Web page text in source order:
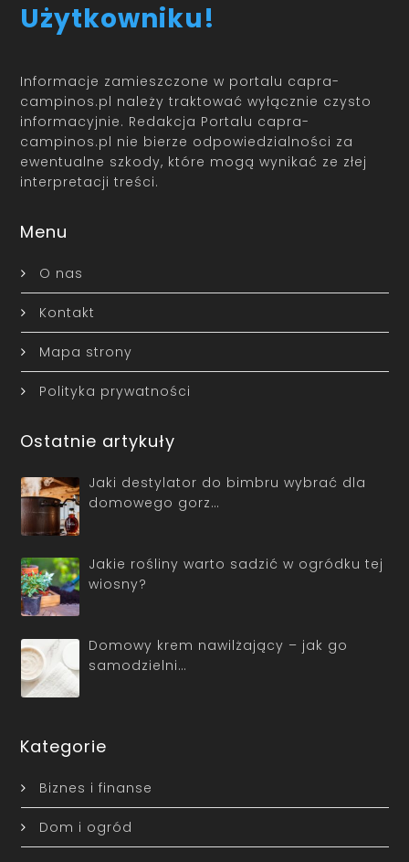
Użytkowniku!
Informacje zamieszczone w portalu capra-
campinos.pl należy traktować wyłącznie czysto
informacyjnie. Redakcja Portalu capra-
campinos.pl nie bierze odpowiedzialności za
ewentualne szkody, które mogą wynikać ze złej
interpretacji treści.
Menu
O nas
Kontakt
Mapa strony
Polityka prywatności
Ostatnie artykuły
Jaki destylator do bimbru wybrać dla
domowego gorz…
Jakie rośliny warto sadzić w ogródku tej
wiosny?
Domowy krem nawilżający – jak go
samodzielni…
Kategorie
Biznes i finanse
Dom i ogród